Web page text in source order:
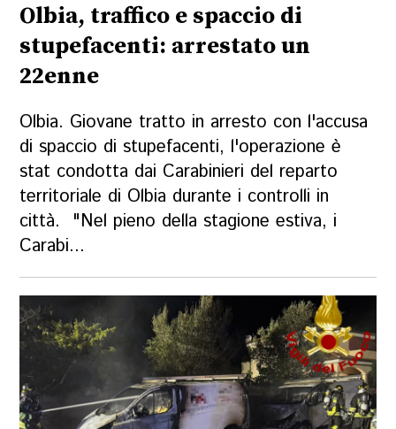
Olbia, traffico e spaccio di
stupefacenti: arrestato un
22enne
Olbia. Giovane tratto in arresto con l'accusa
di spaccio di stupefacenti, l'operazione è
stat condotta dai Carabinieri del reparto
territoriale di Olbia durante i controlli in
città. "Nel pieno della stagione estiva, i
Carabi...